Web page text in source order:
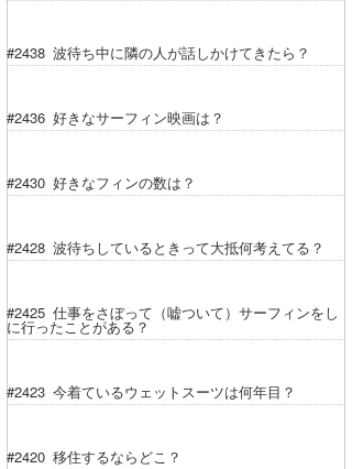
#2438 波待ち中に隣の人が話しかけてきたら？
#2436 好きなサーフィン映画は？
#2430 好きなフィンの数は？
#2428 波待ちしているときって大抵何考えてる？
#2425 仕事をさぼって（嘘ついて）サーフィンをし
に行ったことがある？
#2423 今着ているウェットスーツは何年目？
#2420 移住するならどこ？